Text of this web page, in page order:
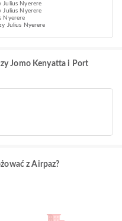
Nyerere
Nyerere
Nyerere
Julius Nyerere
Jomo Kenyatta i Port
z Airpaz?